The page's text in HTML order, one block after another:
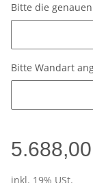
Bitte die
Bitte Wandart
inkl. 19% USt.